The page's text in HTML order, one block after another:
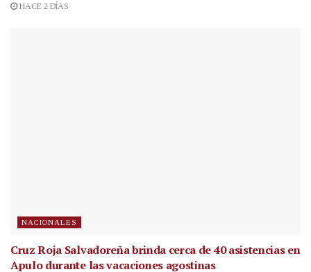
HACE 2 DÍAS
NACIONALES
Cruz Roja Salvadoreña brinda cerca de 40 asistencias en
Apulo durante las vacaciones agostinas